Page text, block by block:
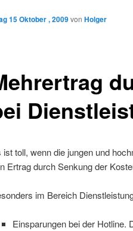
15 Oktober , 2009von Holger
ist toll, wenn die jungen und
Ertrag durch Senkung der
im Bereich
Einsparungen bei der Hotline.